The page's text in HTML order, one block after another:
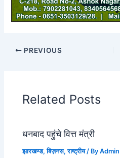
PREVIOUS
Related Posts
धनबाद पहुंचे वित्त मंत्री
झारखण्ड,बिज़नस,राष्ट्रीय/ ByAdmin